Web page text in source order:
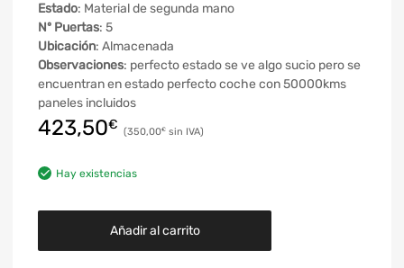
Estado: Material de segunda mano
Nº Puertas: 5
Ubicación: Almacenada
Observaciones: perfecto estado se ve algo sucio pero se
encuentran en estado perfecto coche con 50000kms
paneles incluidos
423,50€ 350,00€
Hay existencias
Añadir al carrito